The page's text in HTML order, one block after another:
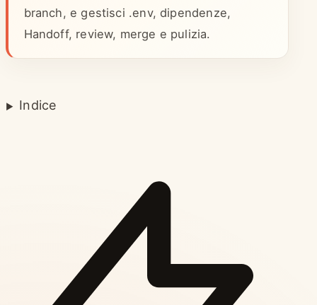
branch, e gestisci .env, dipendenze,
Handoff, review, merge e pulizia.
Indice